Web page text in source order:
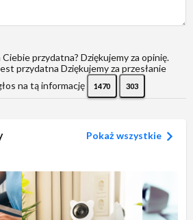
Ciebie przydatna? Dziękujemy za opinię.
przydatna Dziękujemy za przesłanie
na tą informację 1470 303
Pokaż wszystkie